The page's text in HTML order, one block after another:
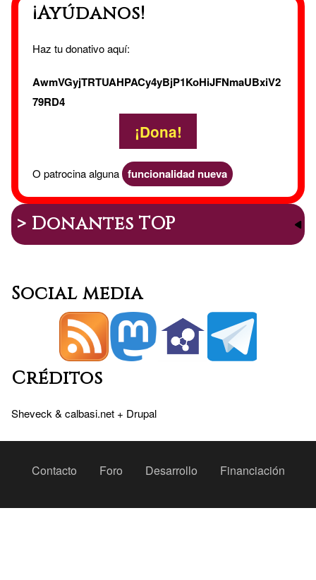
¡Ayúdanos!
Haz tu donativo aquí:
AwmVGyjTRTUAHPACy4yBjP1KoHiJFNmaUBxiV2
79RD4
¡Dona!
O patrocina alguna funcionalidad nueva
> Donantes TOP
Social media
Créditos
Sheveck & calbasi.net + Drupal
PeuContacto Foro Desarrollo Financiación